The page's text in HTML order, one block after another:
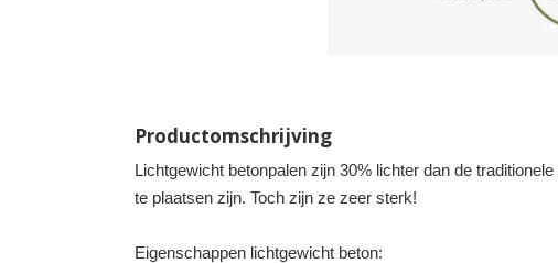
Productomschrijving
Lichtgewicht betonpalen zijn 30% lichter dan de
te plaatsen zijn. Toch zijn ze zeer sterk!
Eigenschappen lichtgewicht beton: